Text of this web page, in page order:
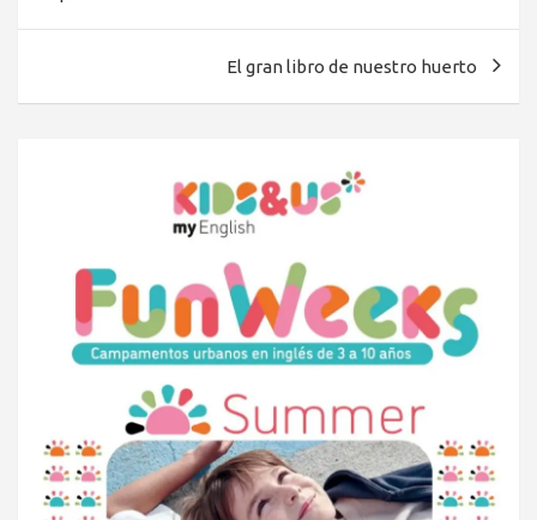
El gran libro de nuestro huerto